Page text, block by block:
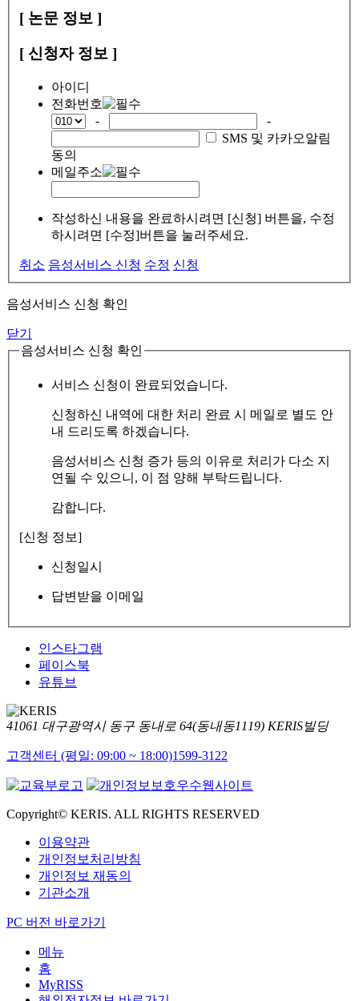
[ 논문 정보 ]
[ 신청자 정보 ]
아이디
전화번호
-
-
SMS 및 카카오알림
동의
메일주소
작성하신 내용을 완료하시려면 [신청] 버튼을, 수정
하시려면 [수정]버튼을 눌러주세요.
취소 음성서비스 신청 수정 신청
음성서비스 신청 확인
닫기
음성서비스 신청 확인
서비스 신청이 완료되었습니다.
신청하신 내역에 대한 처리 완료 시 메일로 별도 안
내 드리도록 하겠습니다.
음성서비스 신청 증가 등의 이유로 처리가 다소 지
연될 수 있으니, 이 점 양해 부탁드립니다.
감합니다.
[신청 정보]
신청일시
답변받을 이메일
인스타그램
페이스북
유튜브
41061 대구광역시 동구 동내로 64(동내동1119) KERIS빌딩
고객센터 (평일: 09:00 ~ 18:00)1599-3122
Copyright© KERIS. ALL RIGHTS RESERVED
이용약관
개인정보처리방침
개인정보 재동의
기관소개
PC 버전 바로가기
메뉴
홈
MyRISS